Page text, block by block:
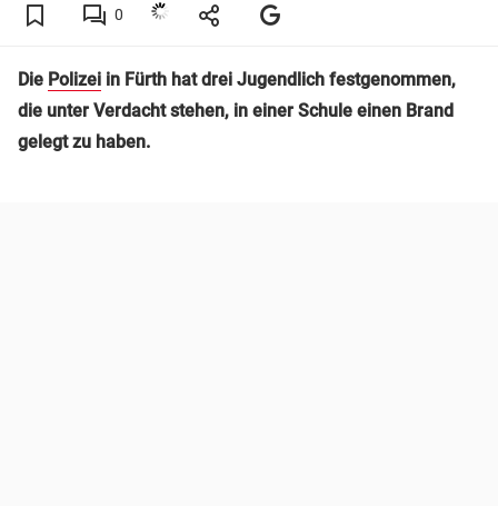
0
Die Polizei in Fürth hat drei Jugendlich festgenommen,
die unter Verdacht stehen, in einer Schule einen Brand
gelegt zu haben.